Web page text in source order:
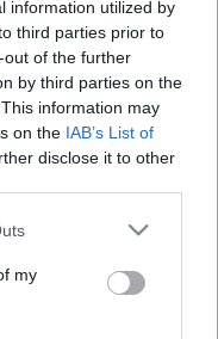
information utilized by
third parties prior to
of the further
by third parties on the
information may
on the IAB’s List of
disclose it to other
one or more Google
You may click to
third-party tags to
in below Google
my
botrányért
operaszínház
felhagyni a
nem kapnak arra,
a novemberi és a